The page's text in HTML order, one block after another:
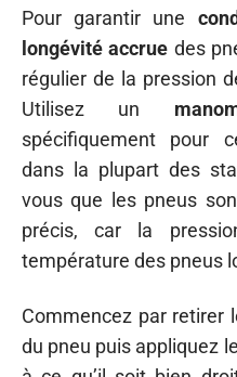
Pour garantir une
longévité accrue des
régulier de la pression
Utilisez un
spécifiquement pour
dans la plupart des
vous que les pneus
précis, car la
température des pneus
Commencez par retirer
du pneu puis appliquez